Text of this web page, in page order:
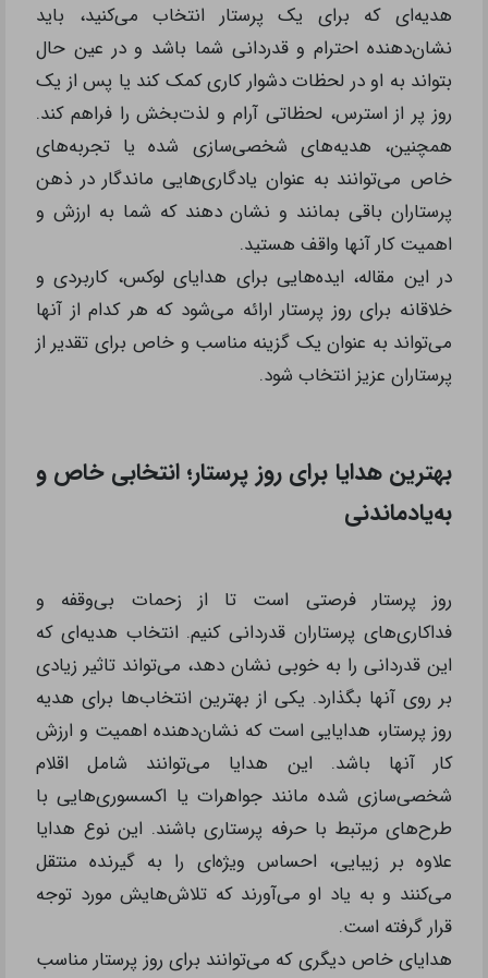
هدیه‌ای که برای یک پرستار انتخاب می‌کنید، باید
نشان‌دهنده احترام و قدردانی شما باشد و در عین حال
بتواند به او در لحظات دشوار کاری کمک کند یا پس از یک
روز پر از استرس، لحظاتی آرام و لذت‌بخش را فراهم کند.
همچنین، هدیه‌های شخصی‌سازی شده یا تجربه‌های
خاص می‌توانند به عنوان یادگاری‌هایی ماندگار در ذهن
پرستاران باقی بمانند و نشان دهند که شما به ارزش و
اهمیت کار آنها واقف هستید.
در این مقاله، ایده‌هایی برای هدایای لوکس، کاربردی و
خلاقانه برای روز پرستار ارائه می‌شود که هر کدام از آنها
می‌تواند به عنوان یک گزینه مناسب و خاص برای تقدیر از
پرستاران عزیز انتخاب شود.
بهترین هدایا برای روز پرستار؛ انتخابی خاص و
به‌یادماندنی
روز پرستار فرصتی است تا از زحمات بی‌وقفه و
فداکاری‌های پرستاران قدردانی کنیم. انتخاب هدیه‌ای که
این قدردانی را به خوبی نشان دهد، می‌تواند تاثیر زیادی
بر روی آنها بگذارد. یکی از بهترین انتخاب‌ها برای هدیه
روز پرستار، هدایایی است که نشان‌دهنده اهمیت و ارزش
کار آنها باشد. این هدایا می‌توانند شامل اقلام
شخصی‌سازی شده مانند جواهرات یا اکسسوری‌هایی با
طرح‌های مرتبط با حرفه پرستاری باشند. این نوع هدایا
علاوه بر زیبایی، احساس ویژه‌ای را به گیرنده منتقل
می‌کنند و به یاد او می‌آورند که تلاش‌هایش مورد توجه
قرار گرفته است.
هدایای خاص دیگری که می‌توانند برای روز پرستار مناسب